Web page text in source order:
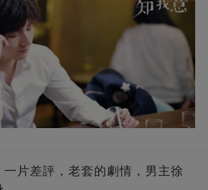
一片差評，老套的劇情，男主徐